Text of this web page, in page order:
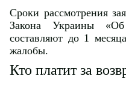
Сроки рассмотрения
Закона Украины
составляют до 1
жалобы.
Кто платит за